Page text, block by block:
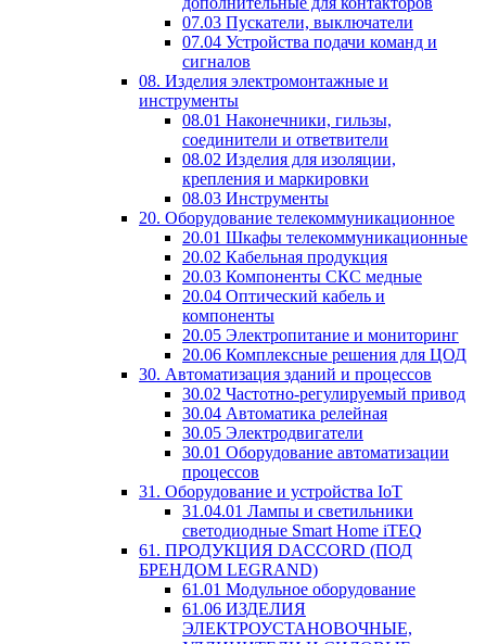
07.03 Пускатели, выключатели
07.04 Устройства подачи команд и
сигналов
08. Изделия электромонтажные и
инструменты
08.01 Наконечники, гильзы,
соединители и ответвители
08.02 Изделия для изоляции,
крепления и маркировки
08.03 Инструменты
20. Оборудование телекоммуникационное
20.01 Шкафы телекоммуникационные
20.02 Кабельная продукция
20.03 Компоненты СКС медные
20.04 Оптический кабель и
компоненты
20.05 Электропитание и мониторинг
20.06 Комплексные решения для ЦОД
30. Автоматизация зданий и процессов
30.02 Частотно-регулируемый привод
30.04 Автоматика релейная
30.05 Электродвигатели
30.01 Оборудование автоматизации
процессов
31. Оборудование и устройства IoT
31.04.01 Лампы и светильники
светодиодные Smart Home iTEQ
61. ПРОДУКЦИЯ DACCORD (ПОД
БРЕНДОМ LEGRAND)
61.01 Модульное оборудование
61.06 ИЗДЕЛИЯ
ЭЛЕКТРОУСТАНОВОЧНЫЕ,